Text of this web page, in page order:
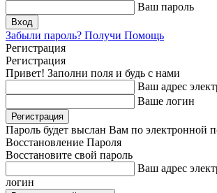
Ваш пароль
Забыли пароль? Получи Помощь
Регистрация
Регистрация
Привет! Заполни поля и будь с нами
Ваш адрес
Ваше логин
Пароль будет выслан Вам по электронной
Восстановление Пароля
Восстановите свой пароль
Ваш адрес
логин